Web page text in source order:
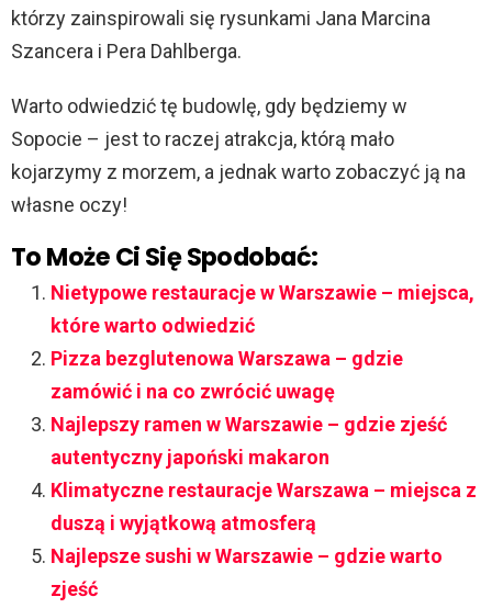
którzy zainspirowali się rysunkami Jana Marcina
Szancera i Pera Dahlberga.
Warto odwiedzić tę budowlę, gdy będziemy w
Sopocie – jest to raczej atrakcja, którą mało
kojarzymy z morzem, a jednak warto zobaczyć ją na
własne oczy!
To Może Ci Się Spodobać:
Nietypowe restauracje w Warszawie – miejsca,
które warto odwiedzić
Pizza bezglutenowa Warszawa – gdzie
zamówić i na co zwrócić uwagę
Najlepszy ramen w Warszawie – gdzie zjeść
autentyczny japoński makaron
Klimatyczne restauracje Warszawa – miejsca z
duszą i wyjątkową atmosferą
Najlepsze sushi w Warszawie – gdzie warto
zjeść